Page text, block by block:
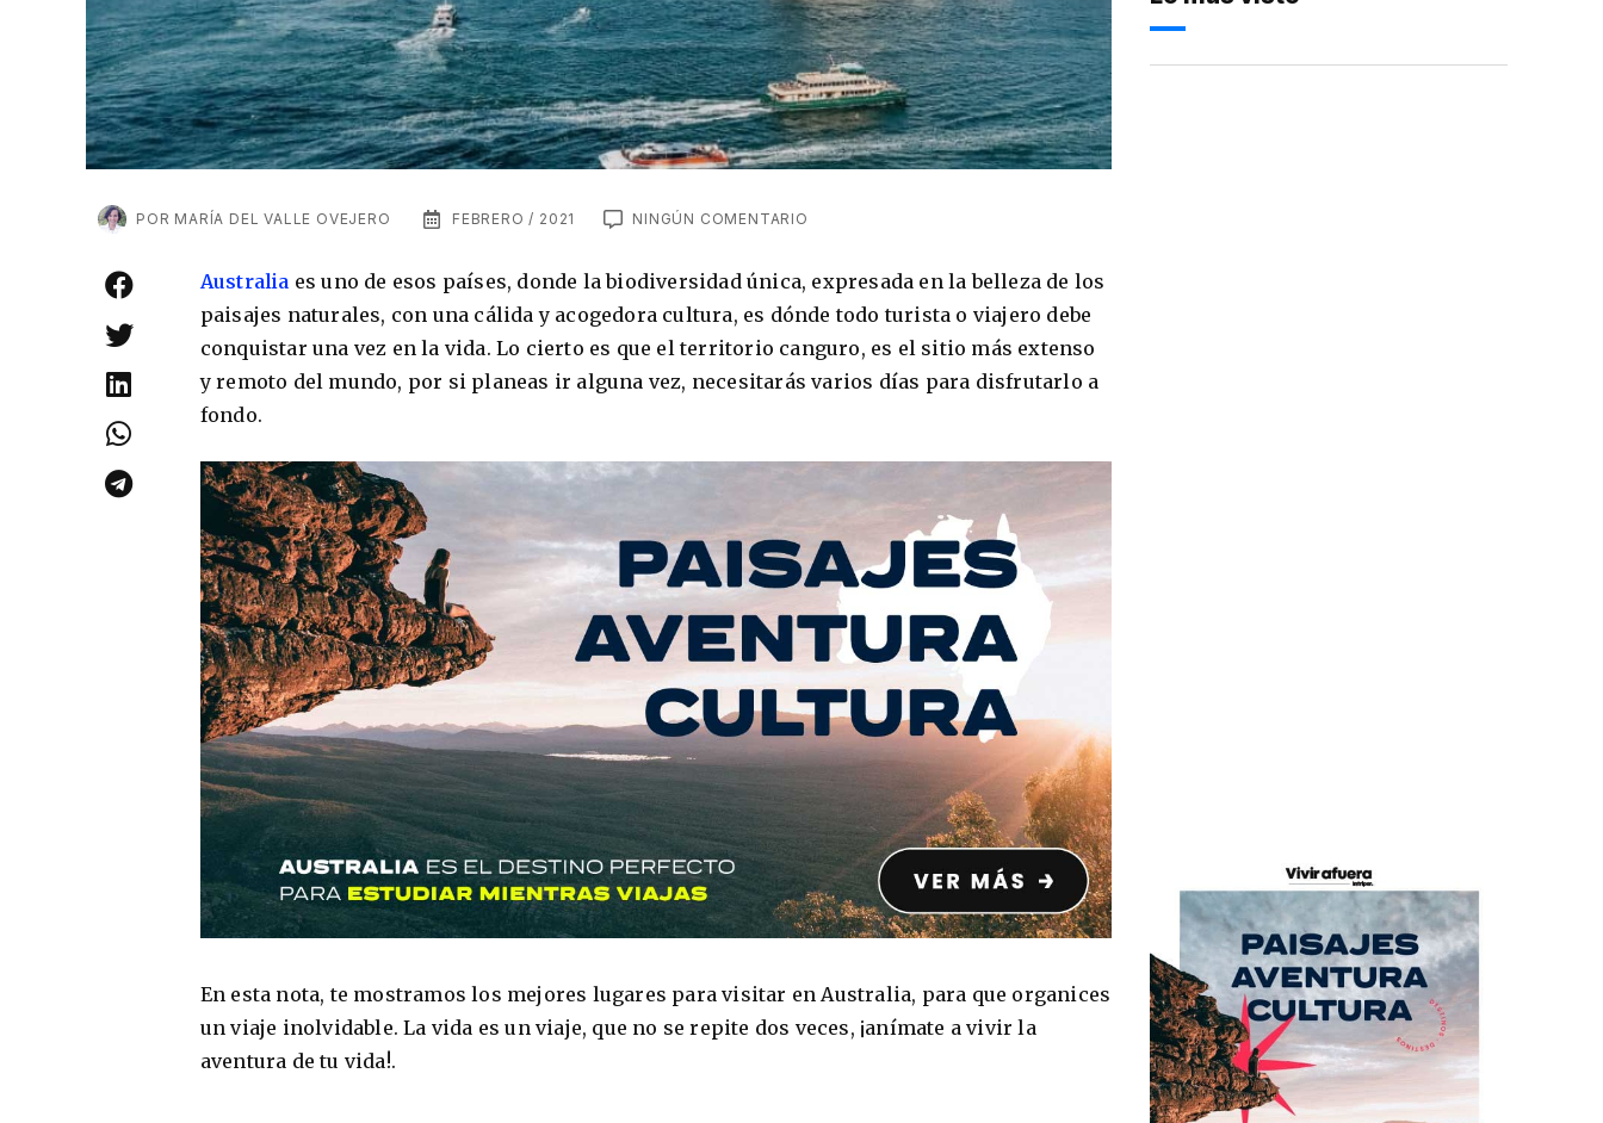
POR MARÍA DEL VALLE OVEJERO FEBRERO / 2021 NINGÚN COMENTARIO
Australia es uno de esos países, donde la biodiversidad única, expresada en la belleza de los
paisajes naturales, con una cálida y acogedora cultura, es dónde todo turista o viajero debe
conquistar una vez en la vida. Lo cierto es que el territorio canguro, es el sitio más extenso
y remoto del mundo, por si planeas ir alguna vez, necesitarás varios días para disfrutarlo a
fondo.
En esta nota, te mostramos los mejores lugares para visitar en Australia, para que organices
un viaje inolvidable. La vida es un viaje, que no se repite dos veces, ¡anímate a vivir la
aventura de tu vida!.